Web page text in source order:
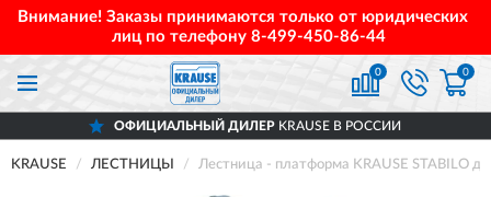
Внимание! Заказы принимаются только от юридических
лиц по телефону 8-499-450-86-44
0 0
ОФИЦИАЛЬНЫЙ ДИЛЕРKRAUSE В РОССИИ
KRAUSE ЛЕСТНИЦЫ Лестница - платформа KRAUSE STABILO